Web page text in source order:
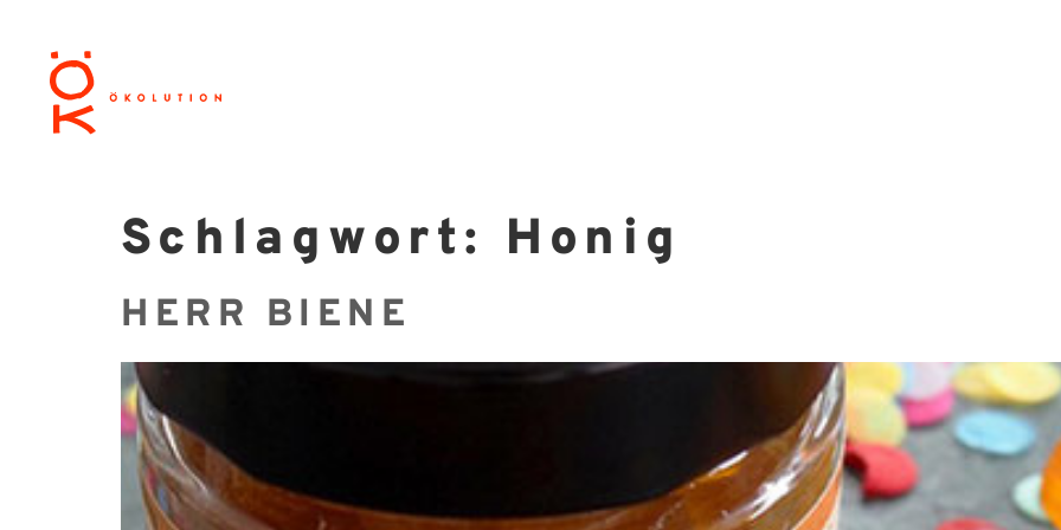
Schlagwort: Honig
HERR BIENE